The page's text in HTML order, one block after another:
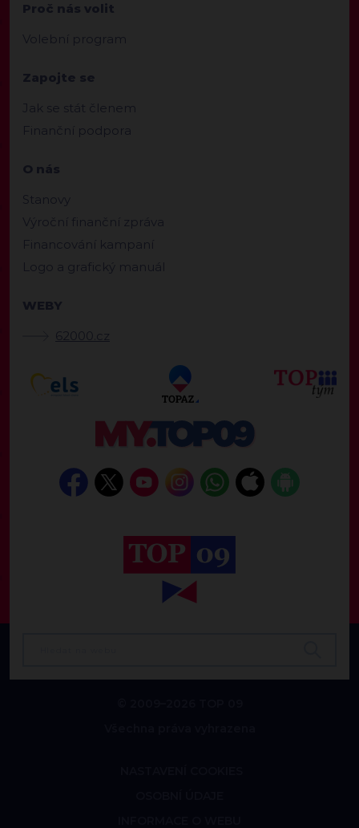
Proč nás volit
Volební program
Zapojte se
Jak se stát členem
Finanční podpora
O nás
Stanovy
Výroční finanční zpráva
Financování kampaní
Logo a grafický manuál
WEBY
62000.cz